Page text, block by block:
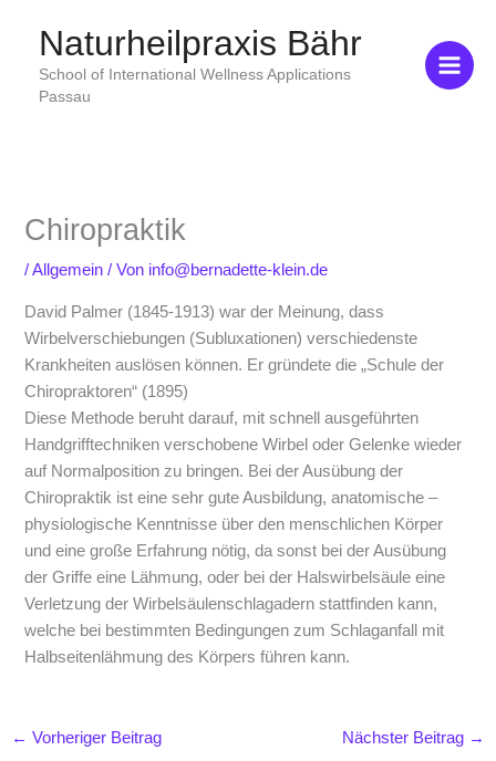
springen
Naturheilpraxis Bähr
School of International Wellness Applications
Passau
Chiropraktik
/Allgemein / Von info@bernadette-klein.de
David Palmer (1845-1913) war der Meinung, dass
Wirbelverschiebungen (Subluxationen) verschiedenste
Krankheiten auslösen können. Er gründete die „Schule der
Chiropraktoren“ (1895)
Diese Methode beruht darauf, mit schnell ausgeführten
Handgrifftechniken verschobene Wirbel oder Gelenke wieder
auf Normalposition zu bringen. Bei der Ausübung der
Chiropraktik ist eine sehr gute Ausbildung, anatomische –
physiologische Kenntnisse über den menschlichen Körper
und eine große Erfahrung nötig, da sonst bei der Ausübung
der Griffe eine Lähmung, oder bei der Halswirbelsäule eine
Verletzung der Wirbelsäulenschlagadern stattfinden kann,
welche bei bestimmten Bedingungen zum Schlaganfall mit
Halbseitenlähmung des Körpers führen kann.
← Vorheriger Beitrag Nächster Beitrag →